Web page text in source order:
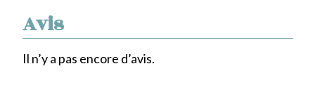
Avis
Il n’y a pas encore d’avis.